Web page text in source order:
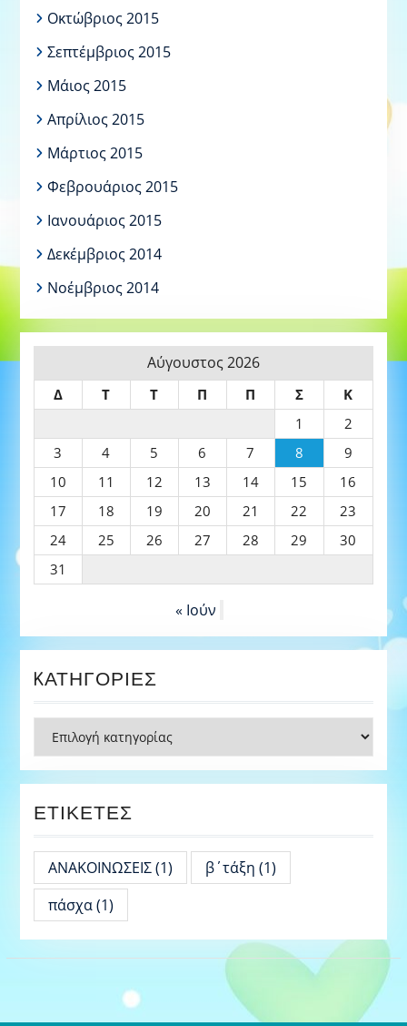
Οκτώβριος 2015
Σεπτέμβριος 2015
Μάιος 2015
Απρίλιος 2015
Μάρτιος 2015
Φεβρουάριος 2015
Ιανουάριος 2015
Δεκέμβριος 2014
Νοέμβριος 2014
Αύγουστος 2026
Δ Τ Τ Π Π Σ
Κ
1
2
3
4 5 6 7 8
9
10
11 12 13 14 15
16
17
18 19 20 21 22
23
24
25 26 27 28 29
30
31
« Ιούν
KΑΤΗΓΟΡΊΕΣ
Kατηγορίες
ΕΤΙΚΈΤΕΣ
ΑΝΑΚΟΙΝΩΣΕΙΣ(1) β΄τάξη (1)
πάσχα(1)